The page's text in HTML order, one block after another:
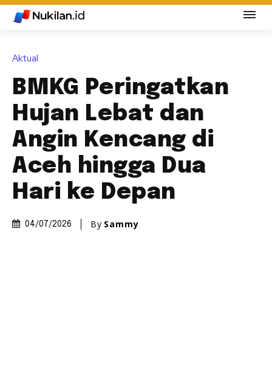
Aktual
BMKG Peringatkan
Hujan Lebat dan
Angin Kencang di
Aceh hingga Dua
Hari ke Depan
04/07/2026 By Sammy